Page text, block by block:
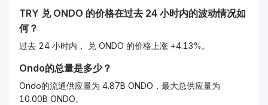
TRY 兑 ONDO 的价格在过去 24 小时内的波动情况如
何？
过去 24 小时内， 兑 ONDO 的价格上涨 +4.13%。
Ondo的总量是多少？
Ondo的流通供应量为 4.87B ONDO，最大总供应量为
10.00B ONDO。